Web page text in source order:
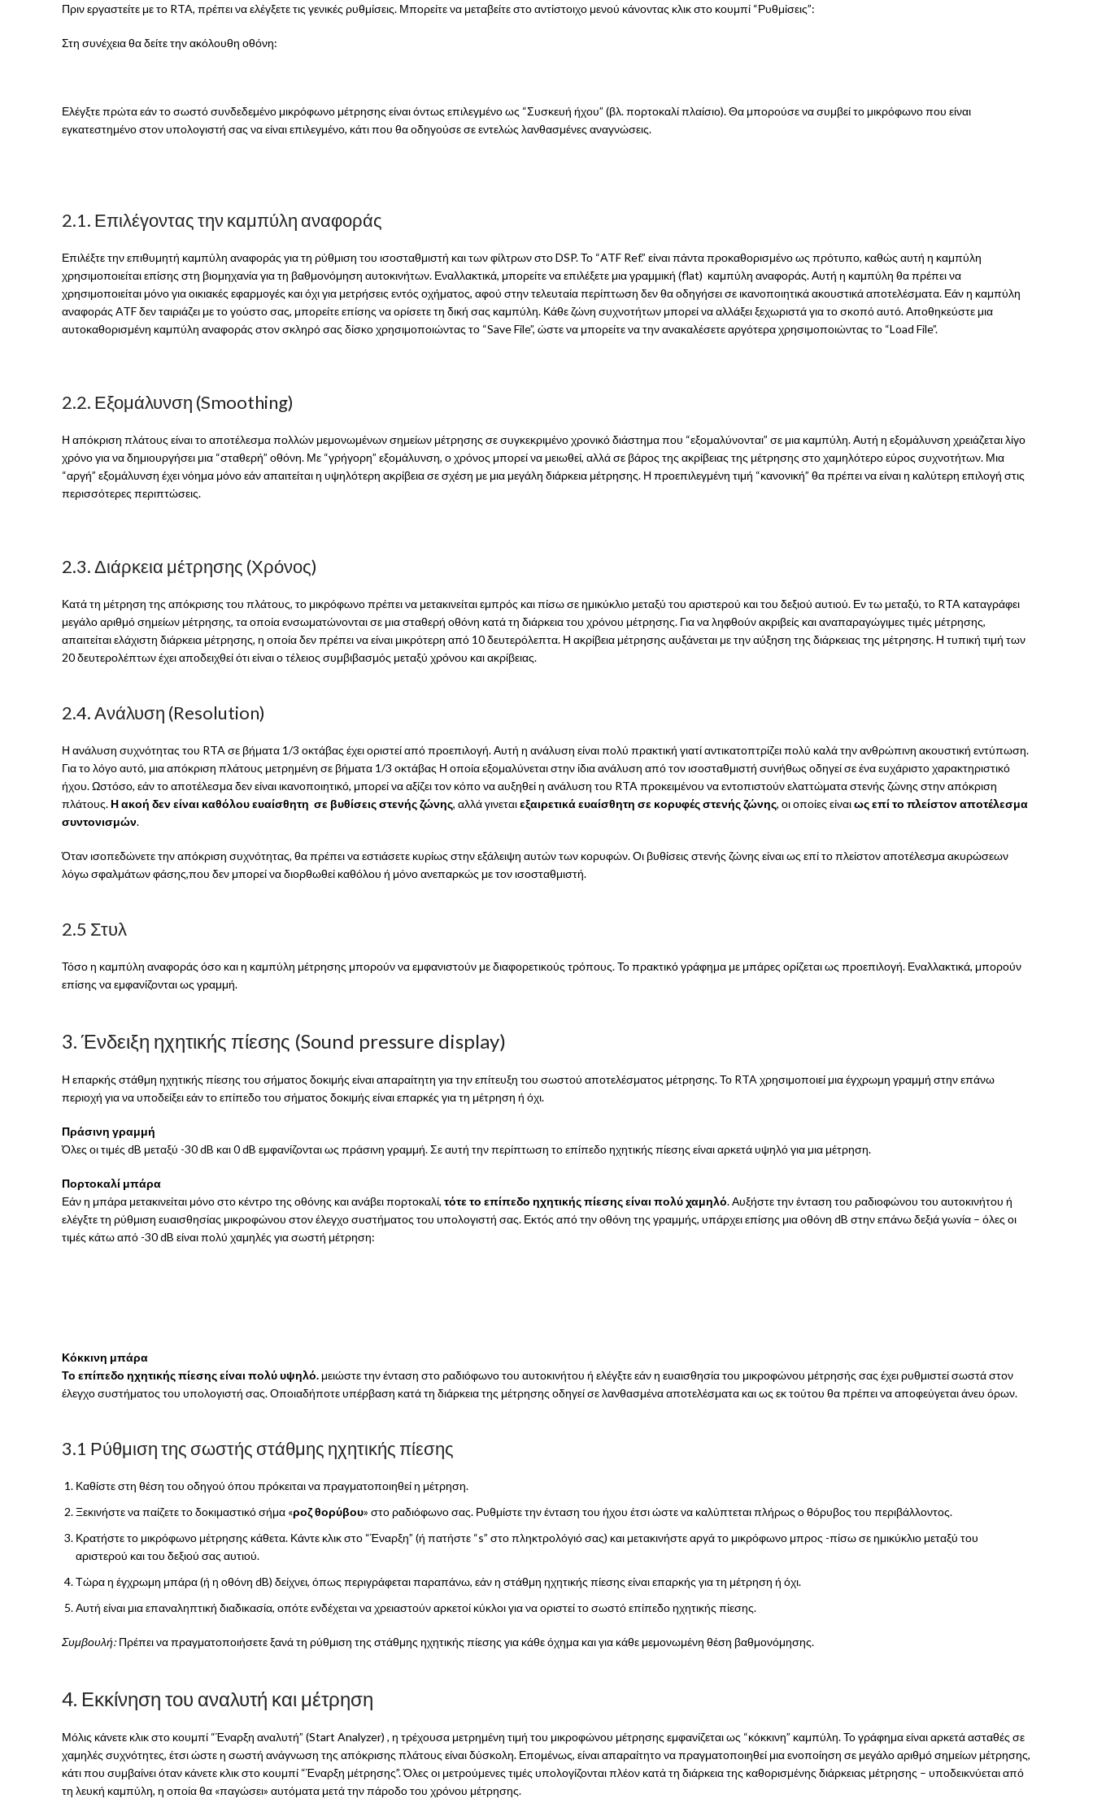
Πριν εργαστείτε με το RTA, πρέπει να ελέγξετε τις γενικές ρυθμίσεις. Μπορείτε να μεταβείτε στο αντίστοιχο μενού κάνοντας κλικ στο κουμπί “Ρυθμίσεις”:
Στη συνέχεια θα δείτε την ακόλουθη οθόνη:
Ελέγξτε πρώτα εάν το σωστό συνδεδεμένο μικρόφωνο μέτρησης είναι όντως επιλεγμένο ως “Συσκευή ήχου” (βλ. πορτοκαλί πλαίσιο). Θα μπορούσε να συμβεί το μικρόφωνο που είναι
εγκατεστημένο στον υπολογιστή σας να είναι επιλεγμένο, κάτι που θα οδηγούσε σε εντελώς λανθασμένες αναγνώσεις.
2.1. Επιλέγοντας την καμπύλη αναφοράς
Επιλέξτε την επιθυμητή καμπύλη αναφοράς για τη ρύθμιση του ισοσταθμιστή και των φίλτρων στο DSP. Το “ATF Ref.” είναι πάντα προκαθορισμένο ως πρότυπο, καθώς αυτή η καμπύλη
χρησιμοποιείται επίσης στη βιομηχανία για τη βαθμονόμηση αυτοκινήτων. Εναλλακτικά, μπορείτε να επιλέξετε μια γραμμική (flat) καμπύλη αναφοράς. Αυτή η καμπύλη θα πρέπει να
χρησιμοποιείται μόνο για οικιακές εφαρμογές και όχι για μετρήσεις εντός οχήματος, αφού στην τελευταία περίπτωση δεν θα οδηγήσει σε ικανοποιητικά ακουστικά αποτελέσματα. Εάν η καμπύλη
αναφοράς ATF δεν ταιριάζει με το γούστο σας, μπορείτε επίσης να ορίσετε τη δική σας καμπύλη. Κάθε ζώνη συχνοτήτων μπορεί να αλλάξει ξεχωριστά για το σκοπό αυτό. Αποθηκεύστε μια
αυτοκαθορισμένη καμπύλη αναφοράς στον σκληρό σας δίσκο χρησιμοποιώντας το “Save File”, ώστε να μπορείτε να την ανακαλέσετε αργότερα χρησιμοποιώντας το “Load File”.
2.2. Εξομάλυνση (Smoothing)
Η απόκριση πλάτους είναι το αποτέλεσμα πολλών μεμονωμένων σημείων μέτρησης σε συγκεκριμένο χρονικό διάστημα που “εξομαλύνονται” σε μια καμπύλη. Αυτή η εξομάλυνση χρειάζεται λίγο
χρόνο για να δημιουργήσει μια “σταθερή” οθόνη. Με “γρήγορη” εξομάλυνση, ο χρόνος μπορεί να μειωθεί, αλλά σε βάρος της ακρίβειας της μέτρησης στο χαμηλότερο εύρος συχνοτήτων. Μια
“αργή” εξομάλυνση έχει νόημα μόνο εάν απαιτείται η υψηλότερη ακρίβεια σε σχέση με μια μεγάλη διάρκεια μέτρησης. Η προεπιλεγμένη τιμή “κανονική” θα πρέπει να είναι η καλύτερη επιλογή στις
περισσότερες περιπτώσεις.
2.3. Διάρκεια μέτρησης (Χρόνος)
Κατά τη μέτρηση της απόκρισης του πλάτους, το μικρόφωνο πρέπει να μετακινείται εμπρός και πίσω σε ημικύκλιο μεταξύ του αριστερού και του δεξιού αυτιού. Εν τω μεταξύ, το RTA καταγράφει
μεγάλο αριθμό σημείων μέτρησης, τα οποία ενσωματώνονται σε μια σταθερή οθόνη κατά τη διάρκεια του χρόνου μέτρησης. Για να ληφθούν ακριβείς και αναπαραγώγιμες τιμές μέτρησης,
απαιτείται ελάχιστη διάρκεια μέτρησης, η οποία δεν πρέπει να είναι μικρότερη από 10 δευτερόλεπτα. Η ακρίβεια μέτρησης αυξάνεται με την αύξηση της διάρκειας της μέτρησης. Η τυπική τιμή των
20 δευτερολέπτων έχει αποδειχθεί ότι είναι ο τέλειος συμβιβασμός μεταξύ χρόνου και ακρίβειας.
2.4. Ανάλυση (Resolution)
Η ανάλυση συχνότητας του RTA σε βήματα 1/3 οκτάβας έχει οριστεί από προεπιλογή. Αυτή η ανάλυση είναι πολύ πρακτική γιατί αντικατοπτρίζει πολύ καλά την ανθρώπινη ακουστική εντύπωση.
Για το λόγο αυτό, μια απόκριση πλάτους μετρημένη σε βήματα 1/3 οκτάβας Η οποία εξομαλύνεται στην ίδια ανάλυση από τον ισοσταθμιστή συνήθως οδηγεί σε ένα ευχάριστο χαρακτηριστικό
ήχου. Ωστόσο, εάν το αποτέλεσμα δεν είναι ικανοποιητικό, μπορεί να αξίζει τον κόπο να αυξηθεί η ανάλυση του RTA προκειμένου να εντοπιστούν ελαττώματα στενής ζώνης στην απόκριση
πλάτους. Η ακοή δεν είναι καθόλου ευαίσθητη σε βυθίσεις στενής ζώνης, αλλά γινεταιεξαιρετικά ευαίσθητη σε κορυφές στενής ζώνης, οι οποίες είναιως επί το πλείστον αποτέλεσμα
συντονισμών.
Όταν ισοπεδώνετε την απόκριση συχνότητας, θα πρέπει να εστιάσετε κυρίως στην εξάλειψη αυτών των κορυφών. Οι βυθίσεις στενής ζώνης είναι ως επί το πλείστον αποτέλεσμα ακυρώσεων
λόγω σφαλμάτων φάσης,που δεν μπορεί να διορθωθεί καθόλου ή μόνο ανεπαρκώς με τον ισοσταθμιστή.
2.5 Στυλ
Τόσο η καμπύλη αναφοράς όσο και η καμπύλη μέτρησης μπορούν να εμφανιστούν με διαφορετικούς τρόπους. Το πρακτικό γράφημα με μπάρες ορίζεται ως προεπιλογή. Εναλλακτικά, μπορούν
επίσης να εμφανίζονται ως γραμμή.
3. Ένδειξη ηχητικής πίεσης (Sound pressure display)
Η επαρκής στάθμη ηχητικής πίεσης του σήματος δοκιμής είναι απαραίτητη για την επίτευξη του σωστού αποτελέσματος μέτρησης. Το RTA χρησιμοποιεί μια έγχρωμη γραμμή στην επάνω
περιοχή για να υποδείξει εάν το επίπεδο του σήματος δοκιμής είναι επαρκές για τη μέτρηση ή όχι.
Πράσινη γραμμή
Όλες οι τιμές dB μεταξύ -30 dB και 0 dB εμφανίζονται ως πράσινη γραμμή. Σε αυτή την περίπτωση το επίπεδο ηχητικής πίεσης είναι αρκετά υψηλό για μια μέτρηση.
Πορτοκαλί μπάρα
Εάν η μπάρα μετακινείται μόνο στο κέντρο της οθόνης και ανάβει πορτοκαλί, τότε το επίπεδο ηχητικής πίεσης είναι πολύ χαμηλό. Αυξήστε την ένταση του ραδιοφώνου του αυτοκινήτου ή
ελέγξτε τη ρύθμιση ευαισθησίας μικροφώνου στον έλεγχο συστήματος του υπολογιστή σας. Εκτός από την οθόνη της γραμμής, υπάρχει επίσης μια οθόνη dB στην επάνω δεξιά γωνία – όλες οι
τιμές κάτω από -30 dB είναι πολύ χαμηλές για σωστή μέτρηση:
Κόκκινη μπάρα
Το επίπεδο ηχητικής πίεσης είναι πολύ υψηλό. μειώστε την ένταση στο ραδιόφωνο του αυτοκινήτου ή ελέγξτε εάν η ευαισθησία του μικροφώνου μέτρησής σας έχει ρυθμιστεί σωστά στον
έλεγχο συστήματος του υπολογιστή σας. Οποιαδήποτε υπέρβαση κατά τη διάρκεια της μέτρησης οδηγεί σε λανθασμένα αποτελέσματα και ως εκ τούτου θα πρέπει να αποφεύγεται άνευ όρων.
3.1 Ρύθμιση της σωστής στάθμης ηχητικής πίεσης
Καθίστε στη θέση του οδηγού όπου πρόκειται να πραγματοποιηθεί η μέτρηση.
Ξεκινήστε να παίζετε το δοκιμαστικό σήμα «ροζ θορύβου» στο ραδιόφωνο σας. Ρυθμίστε την ένταση του ήχου έτσι ώστε να καλύπτεται πλήρως ο θόρυβος του περιβάλλοντος.
Κρατήστε το μικρόφωνο μέτρησης κάθετα. Κάντε κλικ στο “Έναρξη” (ή πατήστε “s” στο πληκτρολόγιό σας) και μετακινήστε αργά το μικρόφωνο μπρος -πίσω σε ημικύκλιο μεταξύ του
αριστερού και του δεξιού σας αυτιού.
Τώρα η έγχρωμη μπάρα (ή η οθόνη dB) δείχνει, όπως περιγράφεται παραπάνω, εάν η στάθμη ηχητικής πίεσης είναι επαρκής για τη μέτρηση ή όχι.
Αυτή είναι μια επαναληπτική διαδικασία, οπότε ενδέχεται να χρειαστούν αρκετοί κύκλοι για να οριστεί το σωστό επίπεδο ηχητικής πίεσης.
Συμβουλή: Πρέπει να πραγματοποιήσετε ξανά τη ρύθμιση της στάθμης ηχητικής πίεσης για κάθε όχημα και για κάθε μεμονωμένη θέση βαθμονόμησης.
4. Εκκίνηση του αναλυτή και μέτρηση
Μόλις κάνετε κλικ στο κουμπί “Έναρξη αναλυτή” (Start Analyzer) , η τρέχουσα μετρημένη τιμή του μικροφώνου μέτρησης εμφανίζεται ως “κόκκινη” καμπύλη. Το γράφημα είναι αρκετά ασταθές σε
χαμηλές συχνότητες, έτσι ώστε η σωστή ανάγνωση της απόκρισης πλάτους είναι δύσκολη. Επομένως, είναι απαραίτητο να πραγματοποιηθεί μια ενοποίηση σε μεγάλο αριθμό σημείων μέτρησης,
κάτι που συμβαίνει όταν κάνετε κλικ στο κουμπί “Έναρξη μέτρησης”. Όλες οι μετρούμενες τιμές υπολογίζονται πλέον κατά τη διάρκεια της καθορισμένης διάρκειας μέτρησης – υποδεικνύεται από
τη λευκή καμπύλη, η οποία θα «παγώσει» αυτόματα μετά την πάροδο του χρόνου μέτρησης.